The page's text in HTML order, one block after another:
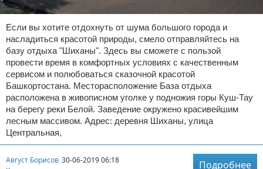
Если вы хотите отдохнуть от шума большого города и
насладиться красотой природы, смело отправляйтесь на
базу отдыха "Шиханы". Здесь вы сможете с пользой
провести время в комфортных условиях с качественным
сервисом и полюбоваться сказочной красотой
Башкортостана. Месторасположение База отдыха
расположена в живописном уголке у подножия горы Куш-Тау
на берегу реки Белой. Заведение окружено красивейшим
лесным массивом. Адрес: деревня Шиханы, улица
Центральная,
Август Борисов 30-06-2019 06:18
Подробнее